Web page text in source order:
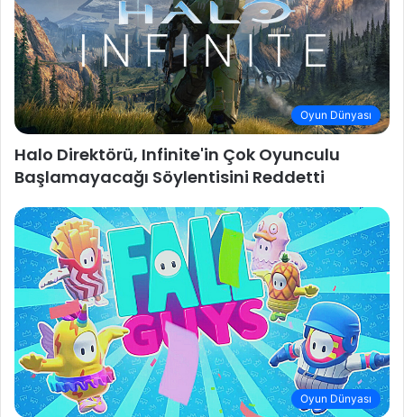
Oyun Dünyası
Halo Direktörü, Infinite'in Çok Oyunculu
Başlamayacağı Söylentisini Reddetti
Oyun Dünyası